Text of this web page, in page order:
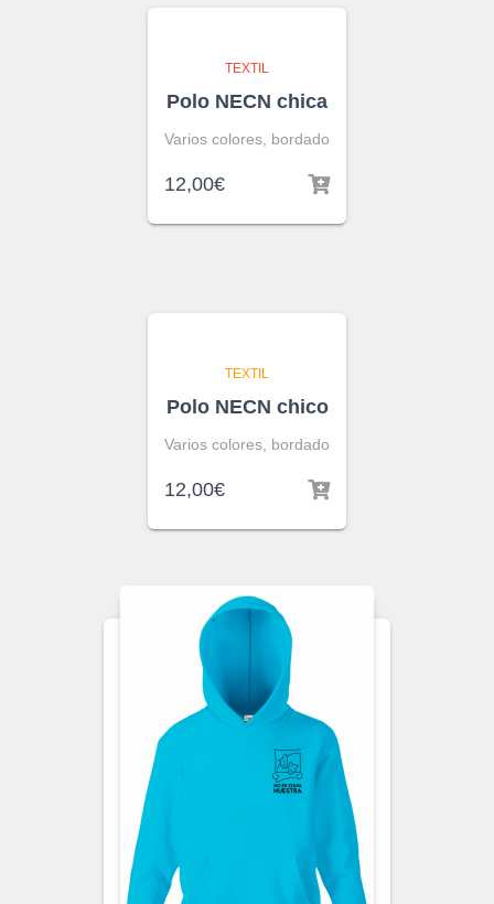
TEXTIL
Polo NECN chica
Varios colores, bordado
12,00€
TEXTIL
Polo NECN chico
Varios colores, bordado
12,00€